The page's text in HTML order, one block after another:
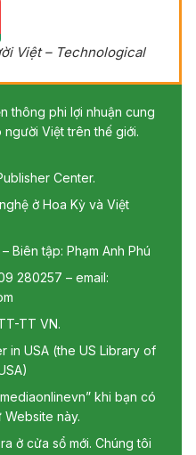
Việt – Technological
thông phi lợi nhuận cung
Việt trên thế giới.
Center.
ở Hoa Kỳ và Việt
Biên tập: Phạm Anh Phú
280257 – email:
TT VN.
in USA (the US Library of
khi bạn có
này.
ở cửa sổ mới. Chúng tôi